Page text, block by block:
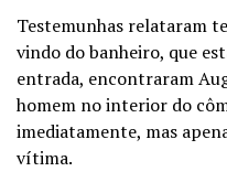
Testemunhas relataram
vindo do banheiro, que
entrada, encontraram
homem no interior do
imediatamente, mas
vítima.